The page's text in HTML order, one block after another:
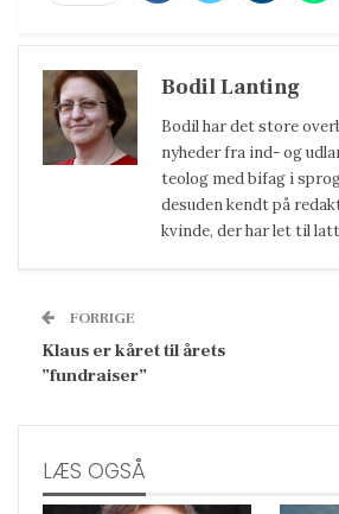
Bodil Lanting
Bodil har det store
nyheder fra ind- og
teolog med bifag i
desuden kendt på
kvinde, der har let til
FORRIGE
Klaus er kåret til årets
”fundraiser”
LÆS OGSÅ